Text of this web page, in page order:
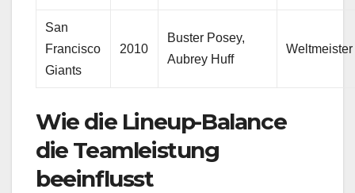
San
Francisco
Giants
2010
Buster Posey,
Aubrey Huff
Weltmeister
Wie die Lineup-Balance
die Teamleistung
beeinflusst